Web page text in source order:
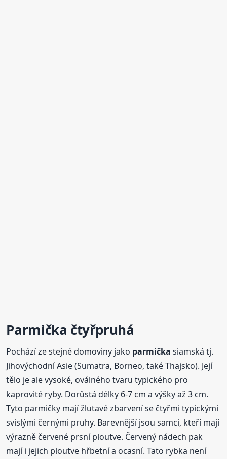
Parmička čtyřpruhá
Pochází ze stejné domoviny jako parmička siamská tj.
Jihovýchodní Asie (Sumatra, Borneo, také Thajsko). Její
tělo je ale vysoké, oválného tvaru typického pro
kaprovité ryby. Dorůstá délky 6-7 cm a výšky až 3 cm.
Tyto parmičky mají žlutavé zbarvení se čtyřmi typickými
svislými černými pruhy. Barevnější jsou samci, kteří mají
výrazně červené prsní ploutve. Červený nádech pak
mají i jejich ploutve hřbetní a ocasní. Tato rybka není